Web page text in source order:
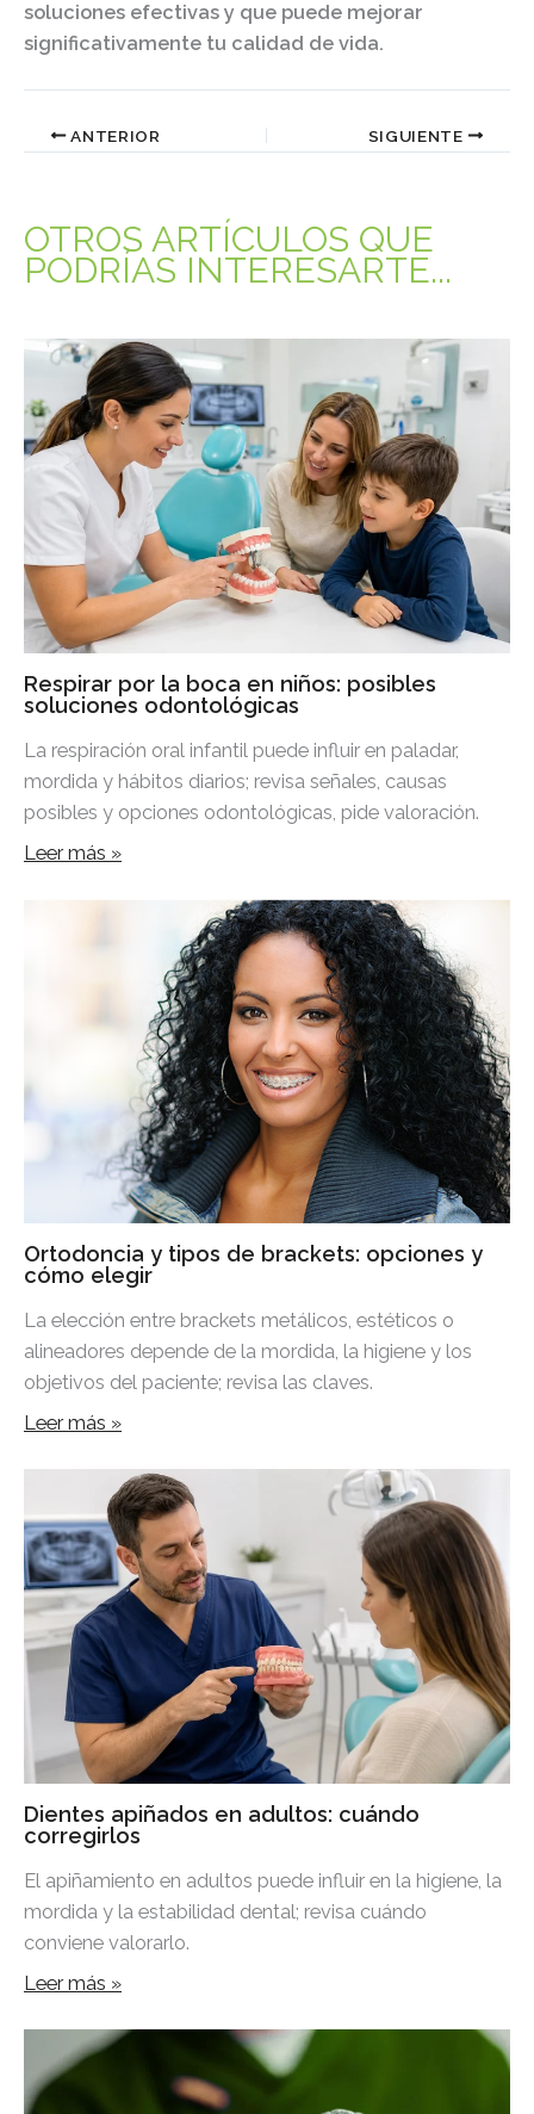
soluciones efectivas y que puede mejorar
significativamente tu calidad de vida.
ANTERIOR SIGUIENTE
OTROS ARTÍCULOS QUE
PODRÍAS INTERESARTE...
Respirar por la boca en niños: posibles
soluciones odontológicas
La respiración oral infantil puede influir en paladar,
mordida y hábitos diarios; revisa señales, causas
posibles y opciones odontológicas, pide valoración.
Leer más »
Ortodoncia y tipos de brackets: opciones y
cómo elegir
La elección entre brackets metálicos, estéticos o
alineadores depende de la mordida, la higiene y los
objetivos del paciente; revisa las claves.
Leer más »
Dientes apiñados en adultos: cuándo
corregirlos
El apiñamiento en adultos puede influir en la higiene, la
mordida y la estabilidad dental; revisa cuándo
conviene valorarlo.
Leer más »